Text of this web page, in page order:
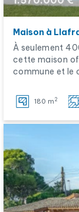
Maison à
À seulement
cette maison
commune et le
180 m 2